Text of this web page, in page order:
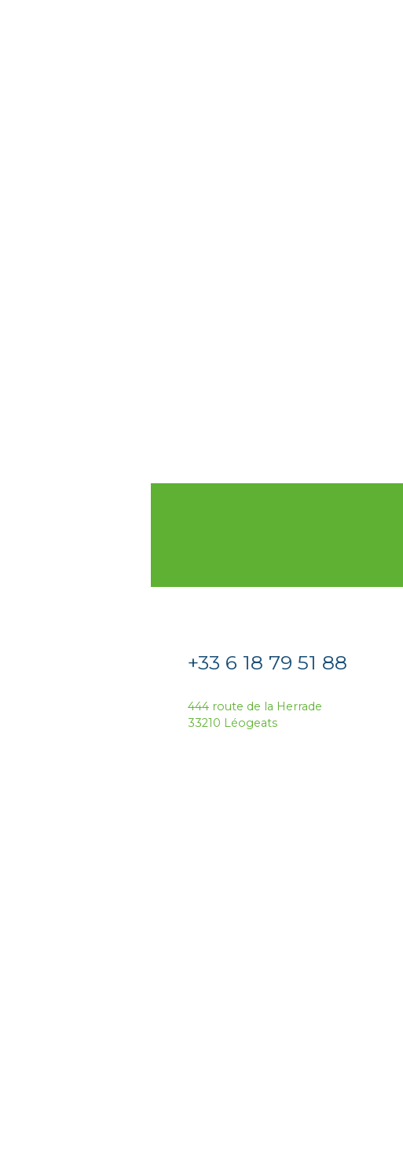
+33 6 18 79 51 88
444 route de la Herrade
33210 Léogeats